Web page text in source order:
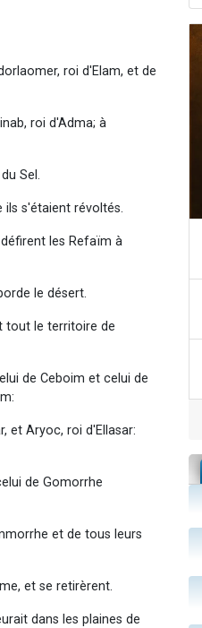
roi d'Elam, et de
roi d'Adma; à
Sel.
ils s'étaient révoltés.
les Refaïm à
le désert.
tout le territoire de
de Ceboim et celui de
et Aryoc, roi d'Ellasar:
de Gomorrhe
et de tous leurs
et se retirèrent.
dans les plaines de